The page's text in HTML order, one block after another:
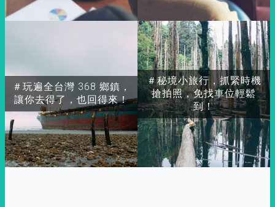
＃玩遍全台灣 368 鄉鎮，
讓你去得了，也回得來！
＃秘境小旅行，抓緊時機
搶拍照，免找車位輕鬆
到！